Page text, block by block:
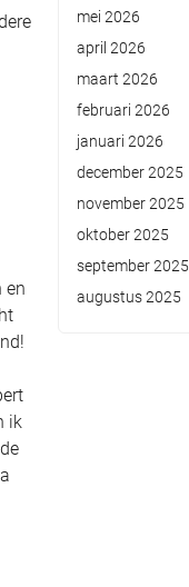
en
ik
mei 2026
april 2026
maart 2026
februari 2026
januari 2026
december 2025
november 2025
oktober 2025
september 2025
augustus 2025